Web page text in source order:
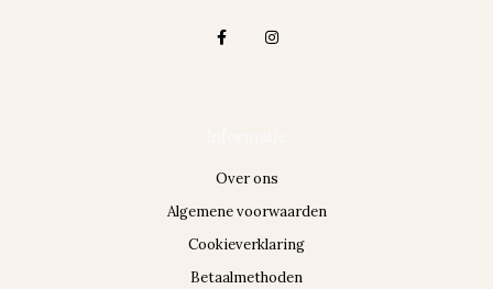
Over ons
Algemene voorwaarden
Cookieverklaring
Betaalmethoden